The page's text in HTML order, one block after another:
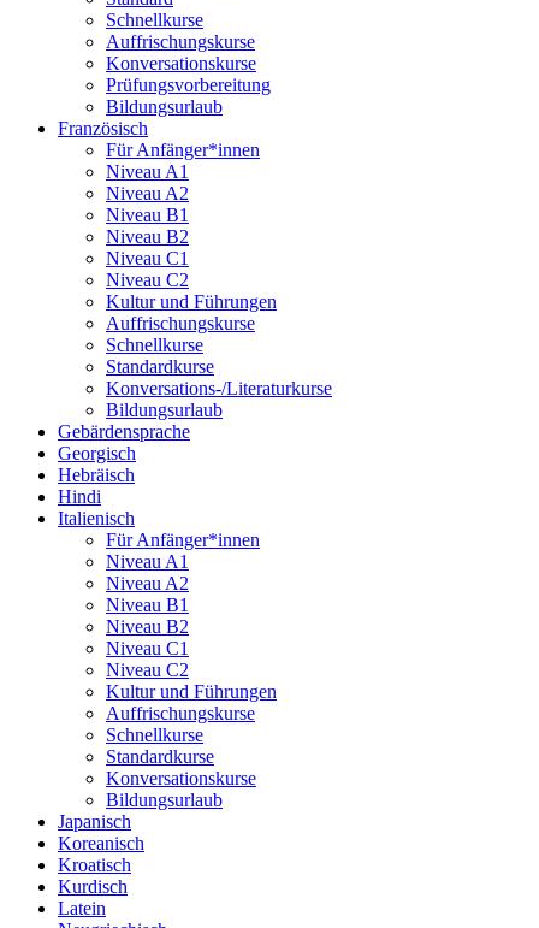
Schnellkurse
Auffrischungskurse
Konversationskurse
Prüfungsvorbereitung
Bildungsurlaub
Französisch
Für Anfänger*innen
Niveau A1
Niveau A2
Niveau B1
Niveau B2
Niveau C1
Niveau C2
Kultur und Führungen
Auffrischungskurse
Schnellkurse
Standardkurse
Konversations-/Literaturkurse
Bildungsurlaub
Gebärdensprache
Georgisch
Hebräisch
Hindi
Italienisch
Für Anfänger*innen
Niveau A1
Niveau A2
Niveau B1
Niveau B2
Niveau C1
Niveau C2
Kultur und Führungen
Auffrischungskurse
Schnellkurse
Standardkurse
Konversationskurse
Bildungsurlaub
Japanisch
Koreanisch
Kroatisch
Kurdisch
Latein